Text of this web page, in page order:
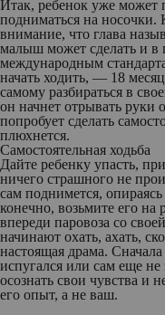
Итак, ребенок уже может
подниматься на носочки.
внимание, что глава
малыш может сделать и в
международным
начать ходить, — 18
самому разбираться в
он начнет отрывать руки
попробует сделать
плюхнется.
Самостоятельная ходьба
Дайте ребенку упасть,
ничего страшного не
сам поднимется,
конечно, возьмите его на
впереди паровоза со
начинают охать, ахать,
настоящая драма.
испугался или сам еще не
осознать свои чувства и
его опыт, а не ваш.